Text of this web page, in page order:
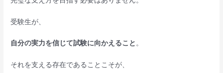
受験生が、
自分の実力を信じて試験に向かえること。
それを支える存在であることこそが、